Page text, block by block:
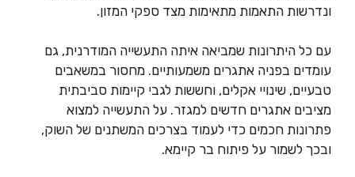
ונדרשות התאמות מתאימות מצד ספקי המזון.
עם כל היתרונות שמביאה איתה התעשייה המודרנית, גם
עומדים בפניה אתגרים משמעותיים. מחסור במשאבים
טבעיים, שינויי אקלים, וחששות לגבי קיימות סביבתית
מציבים אתגרים חדשים למגזר. על התעשייה למצוא
פתרונות חכמים כדי לעמוד בצרכים המשתנים של השוק,
ובכך לשמור על פיתוח בר קיימא.